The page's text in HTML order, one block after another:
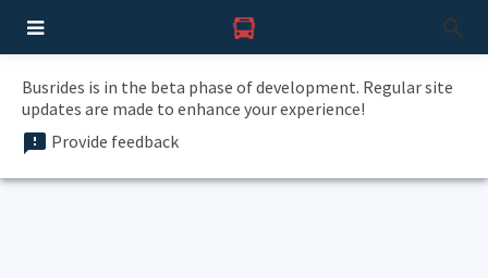
Busrides is in the beta phase of development. Regular site
updates are made to enhance your experience!
Provide feedback